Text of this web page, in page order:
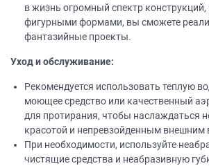
в жизнь огромный спектр конструкций,
фигурными формами, вы сможете
фантазийные проекты.
Уход и обслуживание:
Рекомендуется использовать теплую
моющее средство или качественный
для протирания, чтобы наслаждаться
красотой и непревзойденным внешним
При необходимости, используйте
чистящие средства и неабразивную